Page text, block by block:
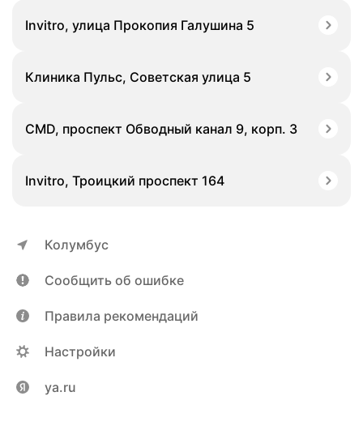
Invitro, улица Прокопия Галушина 5
Клиника Пульс, Советская улица 5
CMD, проспект Обводный канал 9, корп. 3
Invitro, Троицкий проспект 164
Колумбус
Сообщить об ошибке
Правила рекомендаций
Настройки
ya.ru